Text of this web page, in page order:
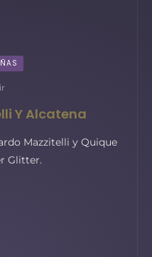
Y Alcatena
Mazzitelli y Quique
Glitter.